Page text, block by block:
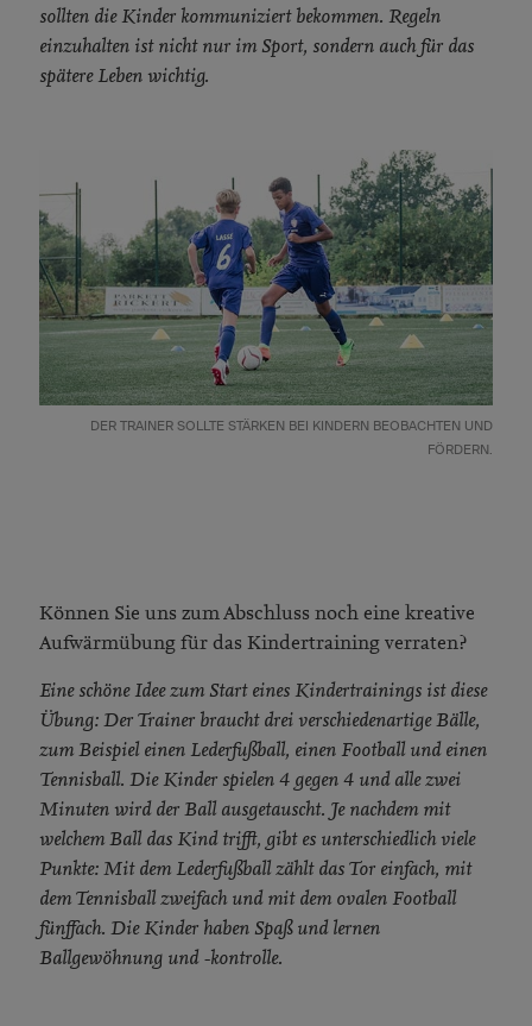
sollten die Kinder kommuniziert bekommen. Regeln
einzuhalten ist nicht nur im Sport, sondern auch für das
spätere Leben wichtig.
DER TRAINER SOLLTE STÄRKEN BEI KINDERN BEOBACHTEN UND
FÖRDERN.
Können Sie uns zum Abschluss noch eine kreative
Aufwärmübung für das Kindertraining verraten?
Eine schöne Idee zum Start eines Kindertrainings ist diese
Übung: Der Trainer braucht drei verschiedenartige Bälle,
zum Beispiel einen Lederfußball, einen Football und einen
Tennisball. Die Kinder spielen 4 gegen 4 und alle zwei
Minuten wird der Ball ausgetauscht. Je nachdem mit
welchem Ball das Kind trifft, gibt es unterschiedlich viele
Punkte: Mit dem Lederfußball zählt das Tor einfach, mit
dem Tennisball zweifach und mit dem ovalen Football
fünffach. Die Kinder haben Spaß und lernen
Ballgewöhnung und -kontrolle.